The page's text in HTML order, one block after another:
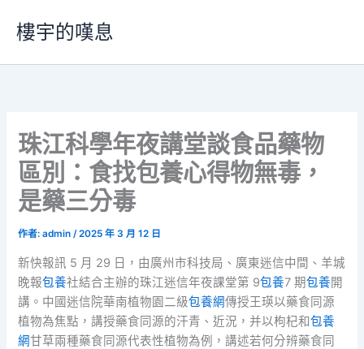
要
樓宇的嘆息
珠江科學年夜講堂談食品藥物
區別：食找包養心得物無毒，
是藥三分毒
作者:admin/2025 年 3 月 12 日
新快報訊 5 月 29 日，由廣州市科技局、廣東迷信中間、羊城
晚報包養社結合主辦的珠江迷信年夜課堂第 9包養7 期包養開
講。中國迷信院華南植物園二級包養網傳授王瑛以藥食同源
植物為焦點，講授藥食同源的汗青、近況，并以枸杞和包養
網甘草兩種藥食同源代表性植物為例，講述若何分辨藥食同